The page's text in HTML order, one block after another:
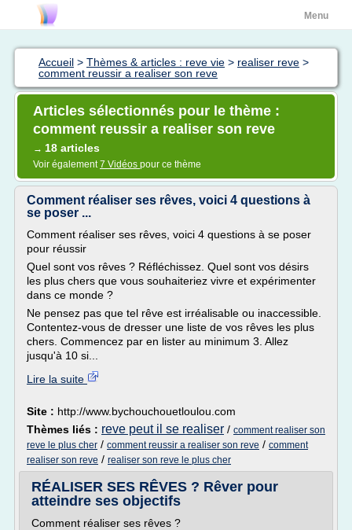
Menu
Accueil > Thèmes & articles : reve vie > realiser reve >
comment reussir a realiser son reve
Articles sélectionnés pour le thème :
comment reussir a realiser son reve
→ 18 articles
Voir également7 Vidéos pour ce thème
Comment réaliser ses rêves, voici 4 questions à
se poser ...
Comment réaliser ses rêves, voici 4 questions à se poser
pour réussir
Quel sont vos rêves ? Réfléchissez. Quel sont vos désirs
les plus chers que vous souhaiteriez vivre et expérimenter
dans ce monde ?
Ne pensez pas que tel rêve est irréalisable ou inaccessible.
Contentez-vous de dresser une liste de vos rêves les plus
chers. Commencez par en lister au minimum 3. Allez
jusqu'à 10 si...
Lire la suite
Site : http://www.bychouchouetloulou.com
Thèmes liés : reve peut il se realiser / comment realiser son
reve le plus cher / comment reussir a realiser son reve / comment
realiser son reve / realiser son reve le plus cher
RÉALISER SES RÊVES ? Rêver pour
atteindre ses objectifs
Comment réaliser ses rêves ?